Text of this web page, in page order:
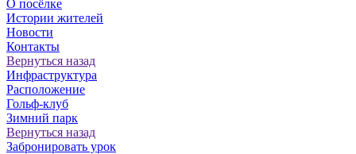
О посёлке
Истории жителей
Новости
Контакты
Вернуться назад
Инфраструктура
Расположение
Гольф-клуб
Зимний парк
Вернуться назад
Забронировать урок